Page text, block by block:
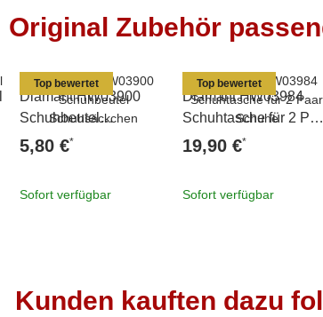
Original Zubehör
Top bewertet
Diamant HW03900
Schuhbeutel
Schuhsäckchen
5,80 €*
Sofort verfügbar
Top bewertet
Diamant HW03984
Schuhtasche für 2 Paar
Schuhe
19,90 €*
Sofort verfügbar
Kunden kauften dazu